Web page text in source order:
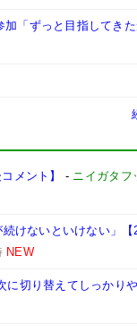
「ずっと目指してきた
メント】 - ニイガタフ
けないといけない」【
NEW
に切り替えてしっかり